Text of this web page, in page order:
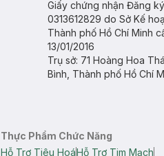
Giấy chứng nhận Đăng
0313612829 do Sở Kế
Thành phố Hồ Chí Minh
13/01/2016
Trụ sở: 71 Hoàng Hoa
Bình, Thành phố Hồ Chí
Thực Phẩm Chức Năng
Hỗ Trợ Tiêu HoáHỗ Trợ Tim Mạch